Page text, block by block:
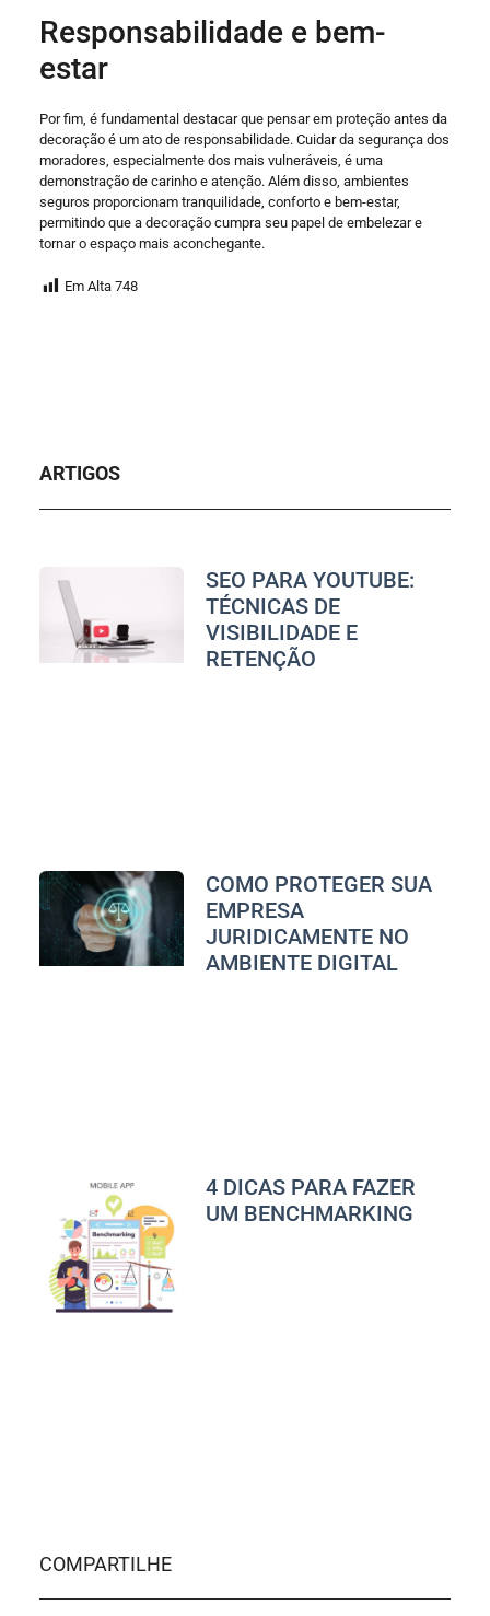
Responsabilidade e bem-
estar
Por fim, é fundamental destacar que pensar em proteção antes da
decoração é um ato de responsabilidade. Cuidar da segurança dos
moradores, especialmente dos mais vulneráveis, é uma
demonstração de carinho e atenção. Além disso, ambientes
seguros proporcionam tranquilidade, conforto e bem-estar,
permitindo que a decoração cumpra seu papel de embelezar e
tornar o espaço mais aconchegante.
Em Alta 748
ARTIGOS
SEO PARA YOUTUBE:
TÉCNICAS DE
VISIBILIDADE E
RETENÇÃO
COMO PROTEGER SUA
EMPRESA
JURIDICAMENTE NO
AMBIENTE DIGITAL
4 DICAS PARA FAZER
UM BENCHMARKING
COMPARTILHE